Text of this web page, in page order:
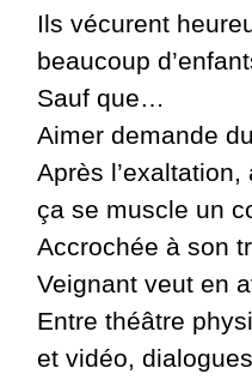
Ils vécurent
beaucoup
Sauf que…
Aimer demande
Après
ça se muscle un
Accrochée à son
Veignant veut en
Entre théâtre
et vidéo,